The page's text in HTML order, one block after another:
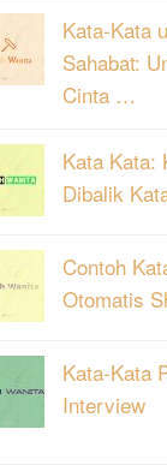
Kata-Kata
Sahabat:
Cinta …
Kata Kata:
Dibalik
Contoh
Otomatis
Kata-Kata
Interview